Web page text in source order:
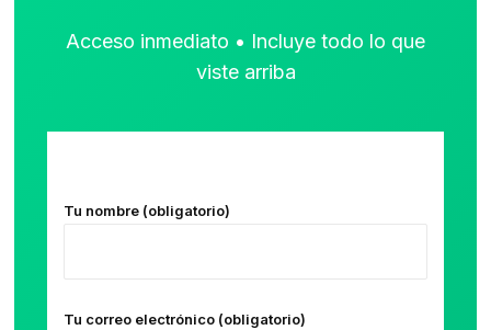
Acceso inmediato • Incluye todo lo que
viste arriba
Tu nombre (obligatorio)
Tu correo electrónico (obligatorio)